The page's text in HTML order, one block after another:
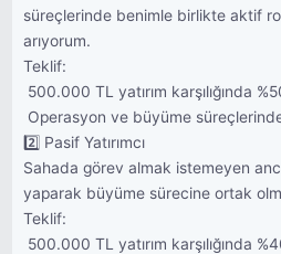
süreçlerinde benimle birlikte aktif
arıyorum.
Teklif:
 500.000 TL yatırım karşılığında
 Operasyon ve büyüme
2️⃣ Pasif Yatırımcı
Sahada görev almak istemeyen
yaparak büyüme sürecine ortak
Teklif:
 500.000 TL yatırım karşılığında